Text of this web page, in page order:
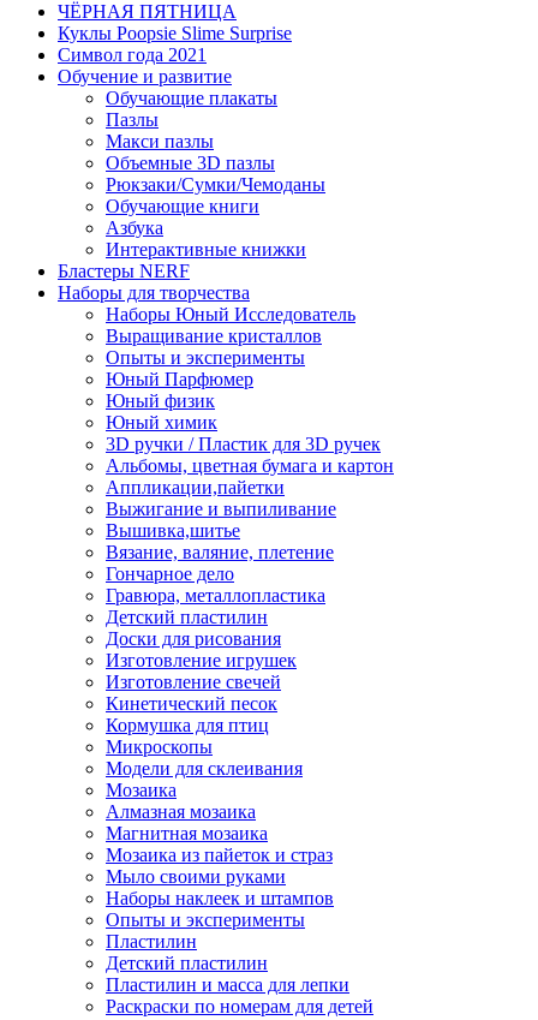
ЧЁРНАЯ ПЯТНИЦА
Куклы Poopsie Slime Surprise
Символ года 2021
Обучение и развитие
Обучающие плакаты
Пазлы
Макси пазлы
Объемные 3D пазлы
Рюкзаки/Сумки/Чемоданы
Обучающие книги
Азбука
Интерактивные книжки
Бластеры NERF
Наборы для творчества
Наборы Юный Исследователь
Выращивание кристаллов
Опыты и эксперименты
Юный Парфюмер
Юный физик
Юный химик
3D ручки / Пластик для 3D ручек
Альбомы, цветная бумага и картон
Аппликации,пайетки
Выжигание и выпиливание
Вышивка,шитье
Вязание, валяние, плетение
Гончарное дело
Гравюра, металлопластика
Детский пластилин
Доски для рисования
Изготовление игрушек
Изготовление свечей
Кинетический песок
Кормушка для птиц
Микроскопы
Модели для склеивания
Мозаика
Алмазная мозаика
Магнитная мозаика
Мозаика из пайеток и страз
Мыло своими руками
Наборы наклеек и штампов
Опыты и эксперименты
Пластилин
Детский пластилин
Пластилин и масса для лепки
Раскраски по номерам для детей